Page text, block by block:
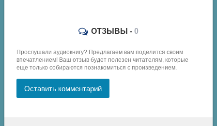
ОТЗЫВЫ - 0
Прослушали аудиокнигу? Предлагаем вам поделится своим
впечатлением! Ваш отзыв будет полезен читателям, которые
еще только собираются познакомиться с произведением.
Оставить комментарий